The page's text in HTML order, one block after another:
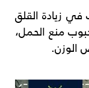
في زيادة القلق
منع الحمل،
الوزن.